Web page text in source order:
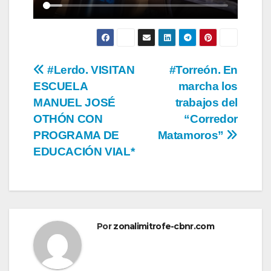
Navegación
de
entradas
#Torreón. En
marcha los
trabajos del
“Corredor
Matamoros”
#Lerdo. VISITAN
ESCUELA
MANUEL JOSÉ
OTHÓN CON
PROGRAMA DE
EDUCACIÓN VIAL*
Porzonalimitrofe-cbnr.com